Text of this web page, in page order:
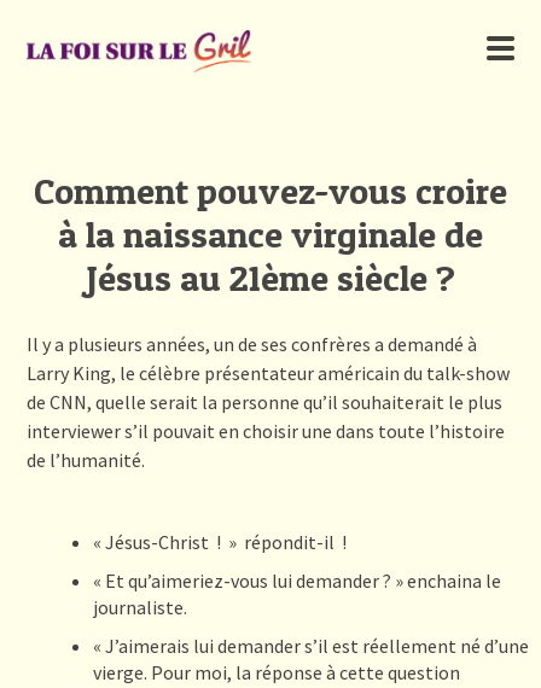
Comment pouvez-vous croire
à la naissance virginale de
Jésus au 21ème siècle ?
Il y a plusieurs années, un de ses confrères a demandé à
Larry King, le célèbre présentateur américain du talk-show
de CNN, quelle serait la personne qu’il souhaiterait le plus
interviewer s’il pouvait en choisir une dans toute l’histoire
de l’humanité.
« Jésus-Christ ! » répondit-il !
« Et qu’aimeriez-vous lui demander ? » enchaina le
journaliste.
« J’aimerais lui demander s’il est réellement né d’une
vierge. Pour moi, la réponse à cette question